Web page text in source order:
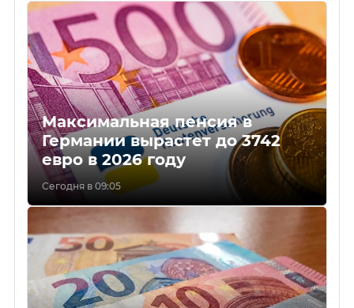
Максимальная пенсия в
Германии вырастет до 3742
евро в 2026 году
Сегодня в 09:05